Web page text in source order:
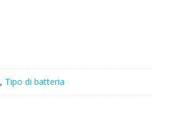
, Tipo di batteria